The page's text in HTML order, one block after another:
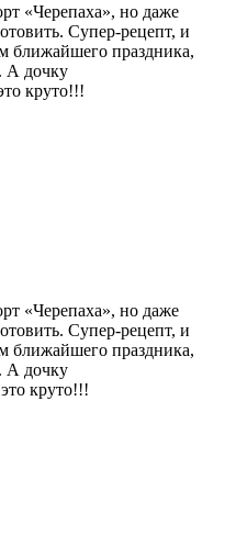
«Черепаха», но даже
Супер-рецепт, и
ближайшего праздника,
А дочку
круто!!!
«Черепаха», но даже
Супер-рецепт, и
ближайшего праздника,
А дочку
круто!!!